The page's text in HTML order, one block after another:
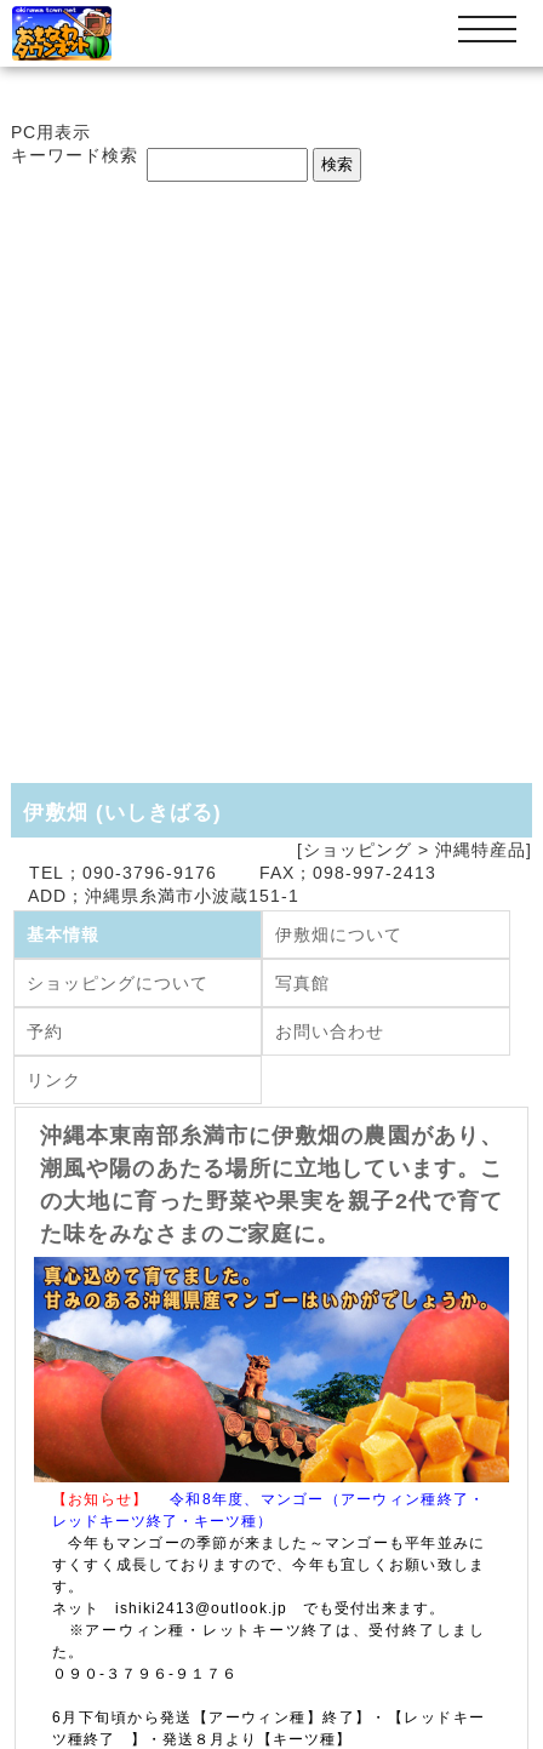
t
o
g
PC用表示
キーワード検索
伊敷畑 (いしきばる)
[ショッピング >沖縄特産品]
TEL；090-3796-9176 FAX；098-997-2413
ADD；沖縄県糸満市小波蔵151-1
基本情報
伊敷畑について
ショッピングについて 写真館
予約 お問い合わせ
リンク
沖縄本東南部糸満市に伊敷畑の農園があり、
潮風や陽のあたる場所に立地しています。こ
の大地に育った野菜や果実を親子2代で育て
た味をみなさまのご家庭に。
【お知らせ】
令和8年度、マンゴー（アーウィン種終了・
レッドキーツ終了・キーツ種）
今年もマンゴーの季節が来ました～マンゴーも平年並みに
すくすく成長しておりますので、今年も宜しくお願い致しま
す。
ネット ishiki2413@outlook.jp でも受付出来ます。
※アーウィン種・レットキーツ終了は、受付終了しまし
た。
０９０-３７９６-９１７６
6月下旬頃から発送【アーウィン種】終了】・【レッドキー
ツ種終了 】・発送８月より【キーツ種】